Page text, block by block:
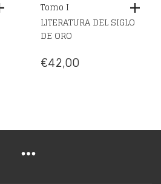
Tomo I
LITERATURA DEL SIGLO
DE ORO
€42,00